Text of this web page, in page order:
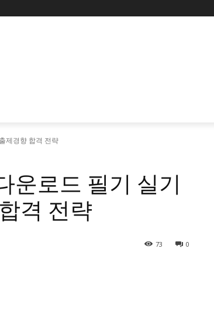
제경향 합격 전략
운로드 필기 실기
격 전략
0
73